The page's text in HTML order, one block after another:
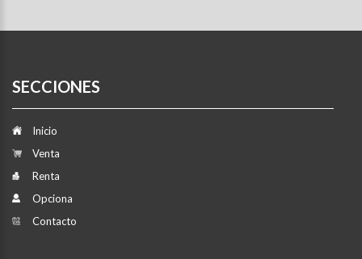
SECCIONES
Inicio
Venta
Renta
Opciona
Contacto